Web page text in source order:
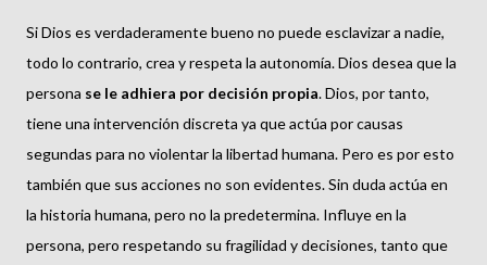
Si Dios es verdaderamente bueno no puede esclavizar a nadie,
todo lo contrario, crea y respeta la autonomía. Dios desea que la
persona se le adhiera por decisión propia. Dios, por tanto,
tiene una intervención discreta ya que actúa por causas
segundas para no violentar la libertad humana. Pero es por esto
también que sus acciones no son evidentes. Sin duda actúa en
la historia humana, pero no la predetermina. Influye en la
persona, pero respetando su fragilidad y decisiones, tanto que